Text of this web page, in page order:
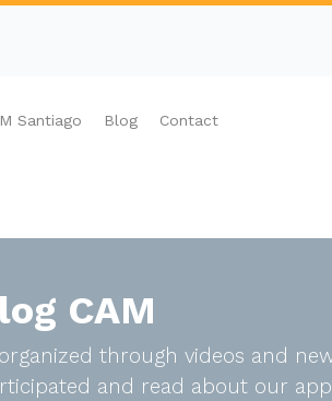
Santiago Blog Contact
CAM
through videos and
and read about our